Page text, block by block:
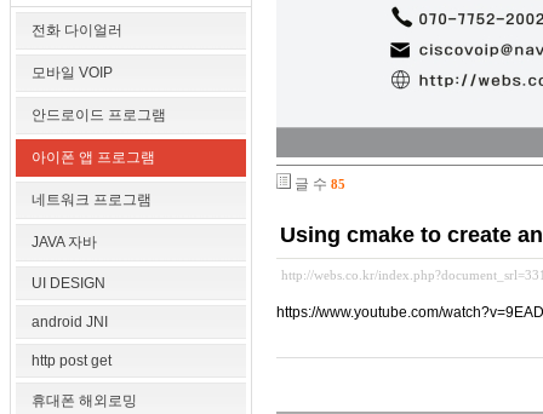
전화 다이얼러
모바일 VOIP
안드로이드 프로그램
아이폰 앱 프로그램
네트워크 프로그램
JAVA 자바
UI DESIGN
android JNI
http post get
휴대폰 해외로밍
글 수 85
Using cmake to create
http://webs.co.kr/
https://www.youtube.com/